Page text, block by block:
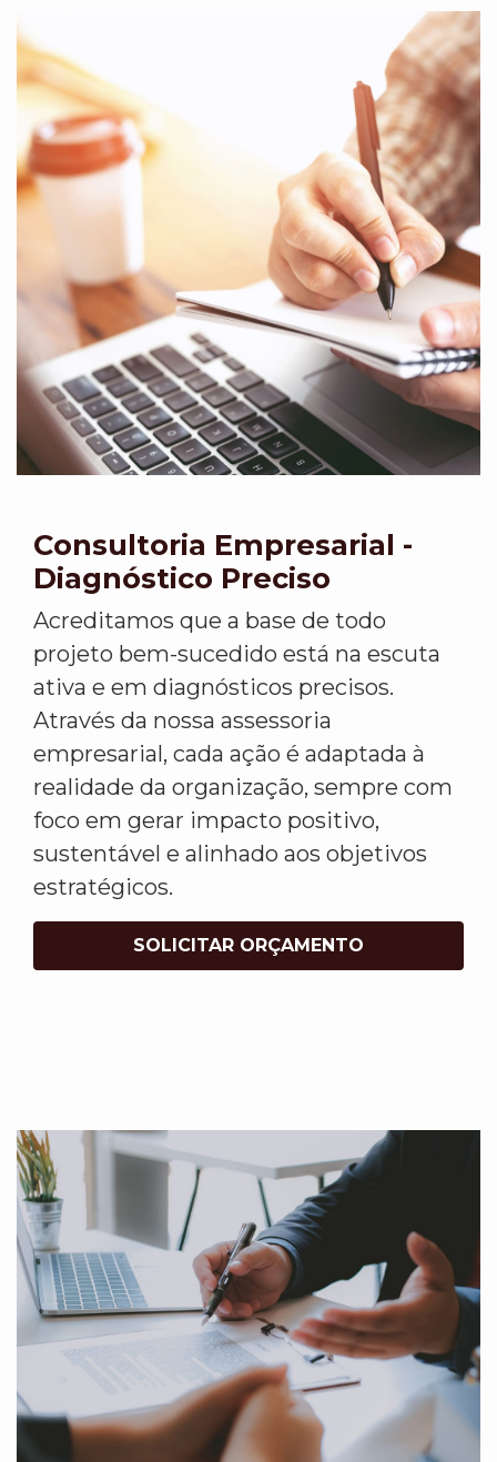
Consultoria Empresarial -
Diagnóstico Preciso
Acreditamos que a base de todo
projeto bem-sucedido está na escuta
ativa e em diagnósticos precisos.
Através da nossa assessoria
empresarial, cada ação é adaptada à
realidade da organização, sempre com
foco em gerar impacto positivo,
sustentável e alinhado aos objetivos
estratégicos.
SOLICITAR ORÇAMENTO